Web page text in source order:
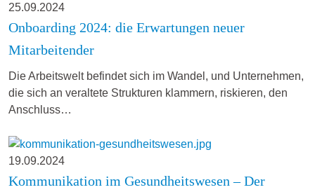
25.09.2024
Onboarding 2024: die Erwartungen neuer
Mitarbeitender
Die Arbeitswelt befindet sich im Wandel, und Unternehmen,
die sich an veraltete Strukturen klammern, riskieren, den
Anschluss…
19.09.2024
Kommunikation im Gesundheitswesen – Der